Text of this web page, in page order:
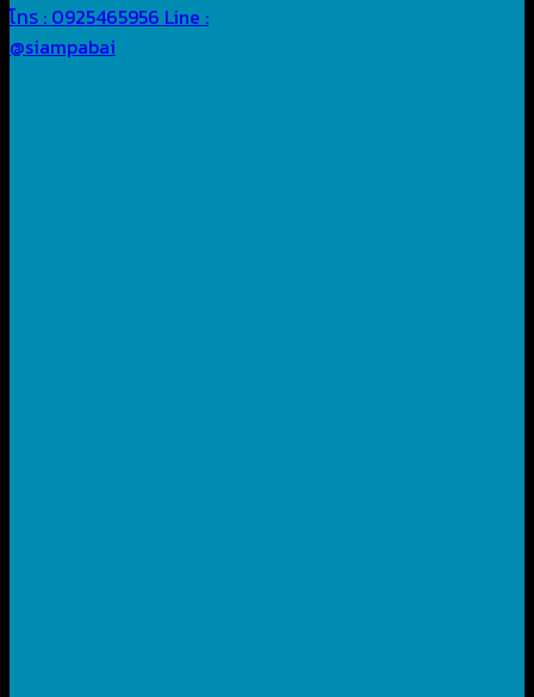
โทร : 0925465956 Line :
@siampabai